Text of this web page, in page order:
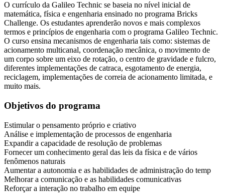
O currículo da Galileo Technic se baseia no nível inicial de
matemática, física e engenharia ensinado no programa Bricks
Challenge. Os estudantes aprenderão novos e mais complexos
termos e princípios de engenharia com o programa Galileo Technic.
O curso ensina mecanismos de engenharia tais como: sistemas de
acionamento multicanal, coordenação mecânica, o movimento de
um corpo sobre um eixo de rotação, o centro de gravidade e fulcro,
diferentes implementações de catraca, esgotamento de energia,
reciclagem, implementações de correia de acionamento limitada, e
muito mais.
Objetivos do programa
Estimular o pensamento próprio e criativo
Análise e implementação de processos de engenharia
Expandir a capacidade de resolução de problemas
Fornecer um conhecimento geral das leis da física e de vários
fenômenos naturais
Aumentar a autonomia e as habilidades de administração do temp
Melhorar a comunicação e as habilidades comunicativas
Reforçar a interação no trabalho em equipe